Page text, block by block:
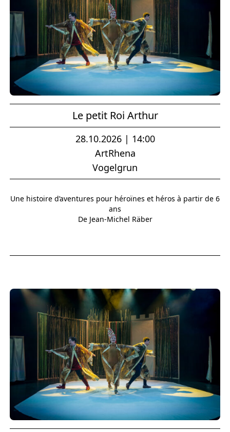
Le petit Roi Arthur
28.10.2026 | 14:00
ArtRhena
Vogelgrun
Une histoire d’aventures pour héroïnes et héros à partir de 6
ans
De Jean-Michel Räber